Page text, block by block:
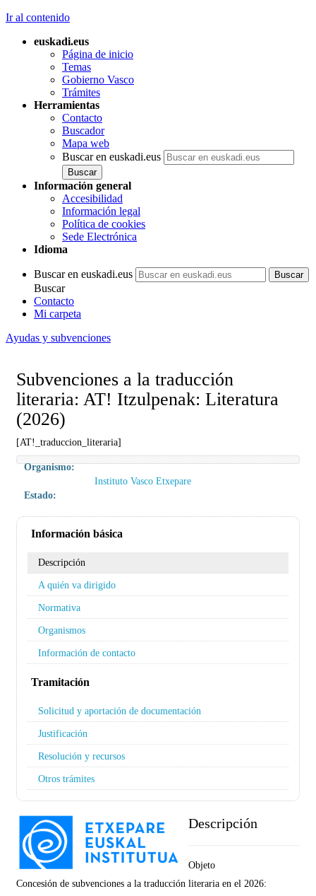
Ir al contenido
euskadi.eus
Página de inicio
Temas
Gobierno Vasco
Trámites
Herramientas
Contacto
Buscador
Mapa web
Buscar en euskadi.eus
Información general
Accesibilidad
Información legal
Política de cookies
Sede Electrónica
Idioma
Buscar en euskadi.eus
Buscar
Contacto
Mi carpeta
Ayudas y subvenciones
Subvenciones a la traducción
literaria: AT! Itzulpenak: Literatura
(2026)
[AT!_traduccion_literaria]
Organismo:
Instituto Vasco Etxepare
Estado:
Información básica
Descripción
A quién va dirigido
Normativa
Organismos
Información de contacto
Tramitación
Solicitud y aportación de documentación
Justificación
Resolución y recursos
Otros trámites
Descripción
Objeto
Concesión de subvenciones a la traducción literaria en el 2026: